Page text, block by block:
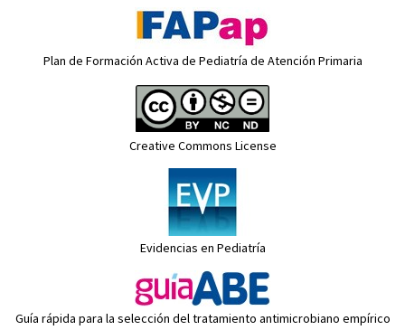
Plan de Formación Activa de Pediatría de Atención Primaria
Creative Commons License
Evidencias en Pediatría
Guía rápida para la selección del tratamiento antimicrobiano empírico